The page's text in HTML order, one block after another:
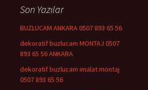
Son Yazılar
BUZLUCAM ANKARA 0507 893 65 56
dekoratif buzlucam MONTAJ 0507
893 65 56 ANKARA
dekoratif buzlucam imalat montaj
0507 893 65 56